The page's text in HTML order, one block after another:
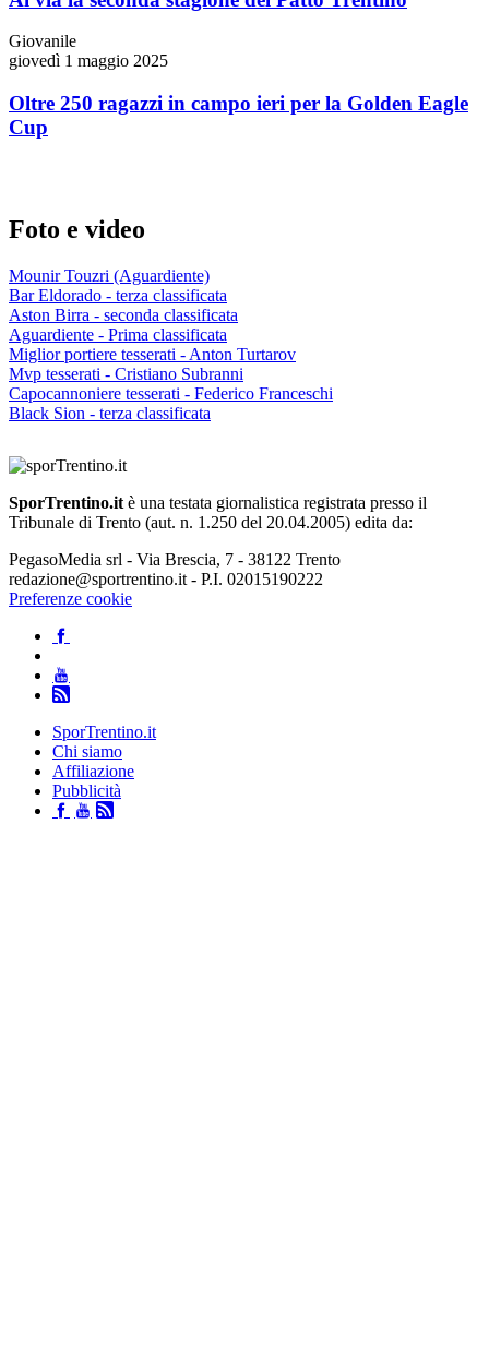
Giovanile
giovedì 1 maggio 2025
Oltre 250 ragazzi in campo ieri per la Golden Eagle
Cup
Foto e video
Mounir Touzri (Aguardiente)
Bar Eldorado - terza classificata
Aston Birra - seconda classificata
Aguardiente - Prima classificata
Miglior portiere tesserati - Anton Turtarov
Mvp tesserati - Cristiano Subranni
Capocannoniere tesserati - Federico Franceschi
Black Sion - terza classificata
SporTrentino.it è una testata giornalistica registrata presso il
Tribunale di Trento (aut. n. 1.250 del 20.04.2005) edita da:
PegasoMedia srl - Via Brescia, 7 - 38122 Trento
redazione@sportrentino.it - P.I. 02015190222
Preferenze cookie
SporTrentino.it
Chi siamo
Affiliazione
Pubblicità